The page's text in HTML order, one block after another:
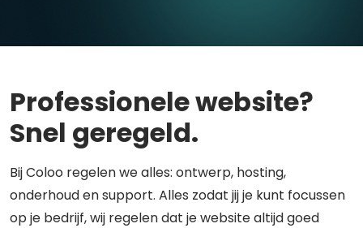
Professionele website?
Snel geregeld.
Bij Coloo regelen we alles: ontwerp, hosting,
onderhoud en support. Alles zodat jij je kunt focussen
op je bedrijf, wij regelen dat je website altijd goed